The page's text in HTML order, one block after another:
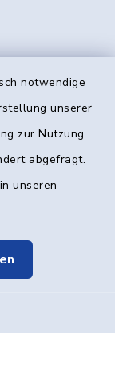
notwendige
unserer
zur Nutzung
abgefragt.
unseren